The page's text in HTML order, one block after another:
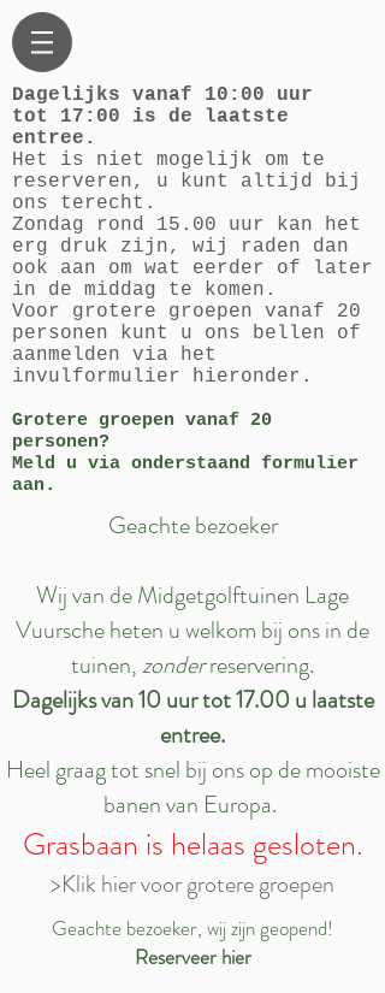
Dagelijks vanaf 10:00 uur
tot 17:00 is de laatste
entree.
Het is niet mogelijk om te
reserveren, u kunt altijd bij
ons terecht.
Zondag rond 15.00 uur kan het
erg druk zijn, wij raden dan
ook aan om wat eerder of later
in de middag te komen.
Voor grotere groepen vanaf 20
personen kunt u ons bellen of
aanmelden via het
invulformulier hieronder.
Grotere groepen vanaf 20
personen?
Meld u via onderstaand formulier
aan .
Geachte bezoeker
Wij van de Midgetgolftuinen Lage
Vuursche heten u welkom bij ons in de
tuinen, zonderreservering.
Dagelijks van 10 uur tot 17.00 u laatste
entree.
Heel graag tot snel bij ons op de mooiste
banen van Europa.
Grasbaan is helaas gesloten.
>Klik hier voor grotere groepen
Geachte bezoeker, wij zijn geopend!
Reserveer hier